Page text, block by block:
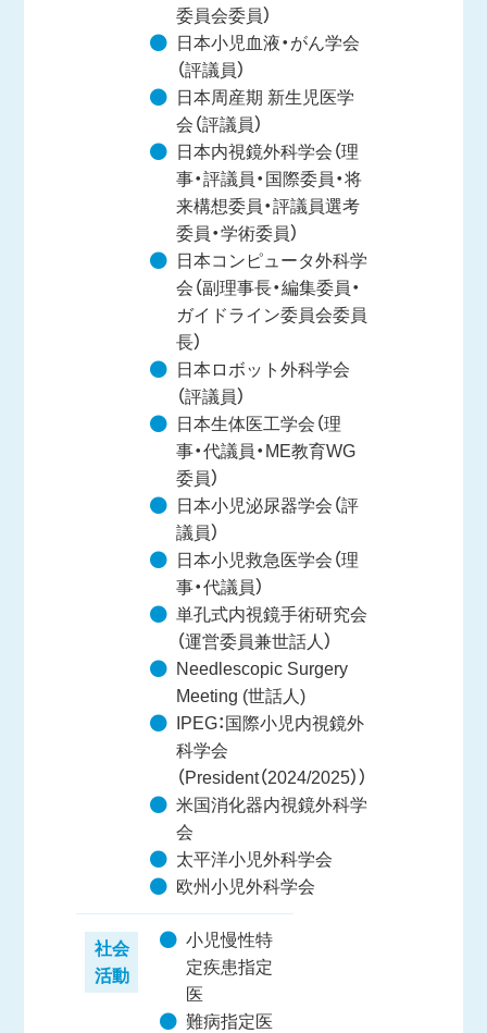
委員会委員）
日本小児血液・がん学会
（評議員）
日本周産期 新生児医学
会（評議員）
日本内視鏡外科学会（理
事・評議員・国際委員・将
来構想委員・評議員選考
委員・学術委員）
日本コンピュータ外科学
会（副理事長・編集委員・
ガイドライン委員会委員
長）
日本ロボット外科学会
（評議員）
日本生体医工学会（理
事・代議員・ME教育WG
委員）
日本小児泌尿器学会（評
議員）
日本小児救急医学会（理
事・代議員）
単孔式内視鏡手術研究会
（運営委員兼世話人）
Needlescopic Surgery
Meeting (世話人)
IPEG：国際小児内視鏡外
科学会
（President（2024/2025））
米国消化器内視鏡外科学
会
太平洋小児外科学会
欧州小児外科学会
社会
活動
小児慢性特
定疾患指定
医
難病指定医